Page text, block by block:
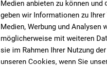
Medien anbieten zu können
geben wir Informationen zu
Medien, Werbung und Analysen
möglicherweise mit weiteren
sie im Rahmen Ihrer Nutzung
unseren Cookies, wenn Sie